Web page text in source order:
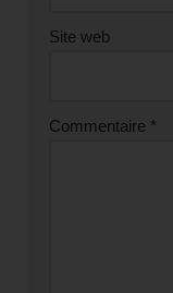
Site web
Commentaire *